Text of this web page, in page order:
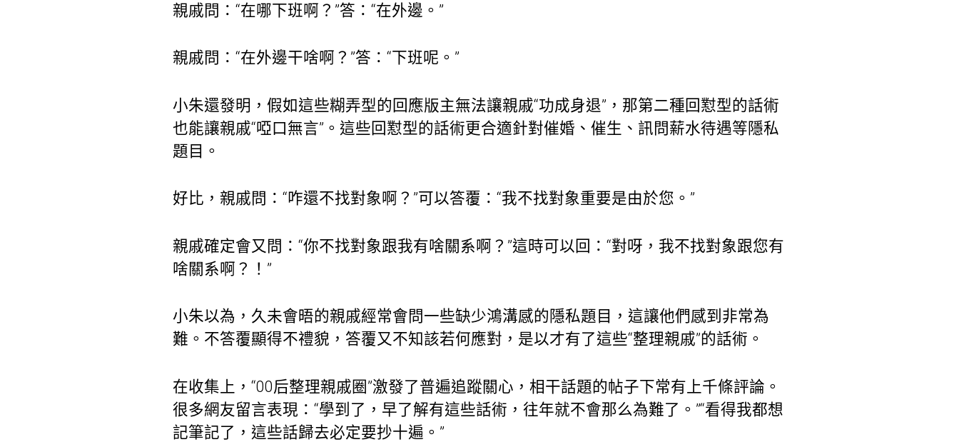
親戚問：“在哪下班啊？”答：“在外邊。”
親戚問：“在外邊干啥啊？”答：“下班呢。”
小朱還發明，假如這些糊弄型的回應版主無法讓親戚“功成身退”，那第二種回懟型的話術
也能讓親戚“啞口無言”。這些回懟型的話術更合適針對催婚、催生、訊問薪水待遇等隱私
題目。
好比，親戚問：“咋還不找對象啊？”可以答覆：“我不找對象重要是由於您。”
親戚確定會又問：“你不找對象跟我有啥關系啊？”這時可以回：“對呀，我不找對象跟您有
啥關系啊？！”
小朱以為，久未會晤的親戚經常會問一些缺少鴻溝感的隱私題目，這讓他們感到非常為
難。不答覆顯得不禮貌，答覆又不知該若何應對，是以才有了這些“整理親戚”的話術。
在收集上，“00后整理親戚圈”激發了普遍追蹤關心，相干話題的帖子下常有上千條評論。
很多網友留言表現：“學到了，早了解有這些話術，往年就不會那么為難了。”“看得我都想
記筆記了，這些話歸去必定要抄十遍。”